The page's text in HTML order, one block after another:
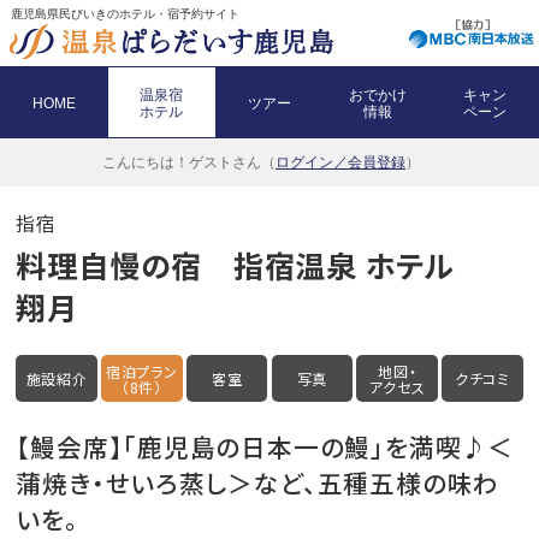
鹿児島県民びいきのホテル・宿予約サイト
HOME
温泉宿
ホテル
ツアー
おでかけ
情報
キャン
ペーン
こんにちは！ ゲストさん（ ログイン／会員登録）
指宿
料理自慢の宿 指宿温泉 ホテル
翔月
施設紹介 宿泊プラン
（8件） 客室 写真 地図・
アクセス クチコミ
【鰻会席】「鹿児島の日本一の鰻」を満喫♪＜
蒲焼き・せいろ蒸し＞など、五種五様の味わ
いを。